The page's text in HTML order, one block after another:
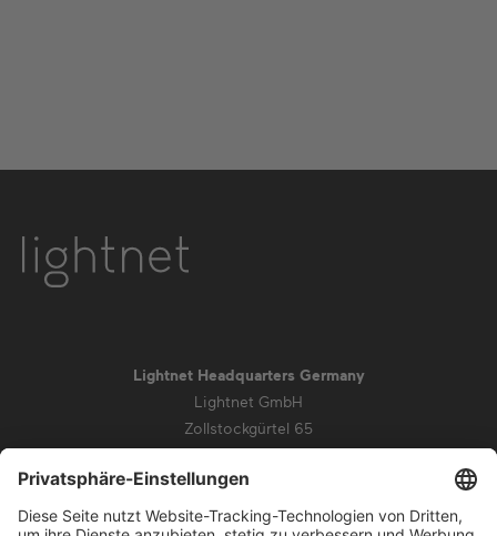
Lightnet Headquarters Germany
Lightnet GmbH
Zollstockgürtel 65
50969 Köln